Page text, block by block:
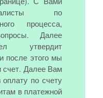
по
процесса,
Далее
утвердит
после этого мы
счет. Далее Вам
оплату по счету
в платежной